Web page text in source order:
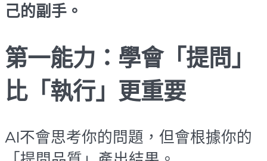
己的副手。
第一能力：學會「提問」
比「執行」更重要
AI不會思考你的問題，但會根據你的